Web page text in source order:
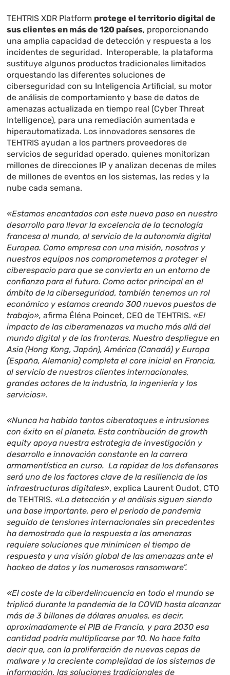
TEHTRIS XDR Platform protege el territorio digital de
sus clientes en más de 120 países, proporcionando
una amplia capacidad de detección y respuesta a los
incidentes de seguridad. Interoperable, la plataforma
sustituye algunos productos tradicionales limitados
orquestando las diferentes soluciones de
ciberseguridad con su Inteligencia Artificial, su motor
de análisis de comportamiento y base de datos de
amenazas actualizada en tiempo real (Cyber Threat
Intelligence), para una remediación aumentada e
hiperautomatizada. Los innovadores sensores de
TEHTRIS ayudan a los partners proveedores de
servicios de seguridad operado, quienes monitorizan
millones de direcciones IP y analizan decenas de miles
de millones de eventos en los sistemas, las redes y la
nube cada semana.
«Estamos encantados con este nuevo paso en nuestro
desarrollo para llevar la excelencia de la tecnología
francesa al mundo, al servicio de la autonomía digital
Europea. Como empresa con una misión, nosotros y
nuestros equipos nos comprometemos a proteger el
ciberespacio para que se convierta en un entorno de
confianza para el futuro. Como actor principal en el
ámbito de la ciberseguridad, también tenemos un rol
económico y estamos creando 300 nuevos puestos de
trabajo»,afirma Éléna Poincet, CEO de TEHTRIS. «El
impacto de las ciberamenazas va mucho más allá del
mundo digital y de las fronteras. Nuestro despliegue en
Asia (Hong Kong, Japón), América (Canadá) y Europa
(España, Alemania) completa el core inicial en Francia,
al servicio de nuestros clientes internacionales,
grandes actores de la industria, la ingeniería y los
servicios».
«Nunca ha habido tantos ciberataques e intrusiones
con éxito en el planeta. Esta contribución de growth
equity apoya nuestra estrategia de investigación y
desarrollo e innovación constante en la carrera
armamentística en curso. La rapidez de los defensores
será uno de los factores clave de la resiliencia de las
infraestructuras digitales», explica Laurent Oudot, CTO
de TEHTRIS. «La detección y el análisis siguen siendo
una base importante, pero el periodo de pandemia
seguido de tensiones internacionales sin precedentes
ha demostrado que la respuesta a las amenazas
requiere soluciones que minimicen el tiempo de
respuesta y una visión global de las amenazas ante el
hackeo de datos y los numerosos ransomware”.
«El coste de la ciberdelincuencia en todo el mundo se
triplicó durante la pandemia de la COVID hasta alcanzar
más de 3 billones de dólares anuales, es decir,
aproximadamente el PIB de Francia, y para 2030 esa
cantidad podría multiplicarse por 10. No hace falta
decir que, con la proliferación de nuevas cepas de
malware y la creciente complejidad de los sistemas de
información, las soluciones tradicionales de